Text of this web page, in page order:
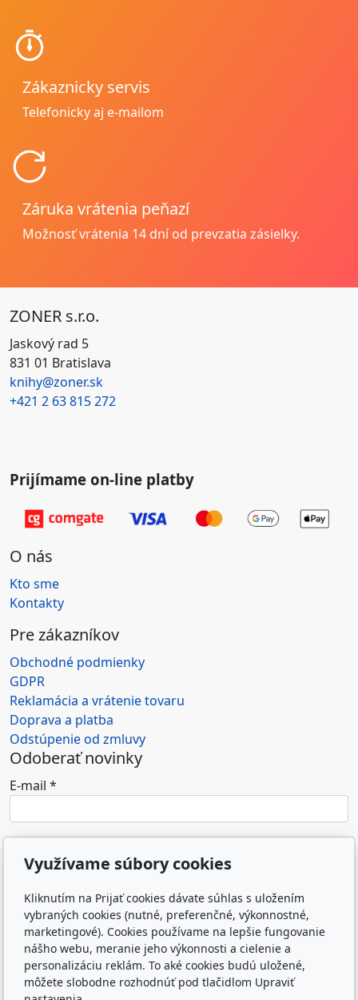
Zákaznicky servis
Telefonicky aj e-mailom
Záruka vrátenia peňazí
Možnosť vrátenia 14 dní od prevzatia zásielky.
ZONER s.r.o.
Jaskový rad 5
831 01 Bratislava
knihy@zoner.sk
+421 2 63 815 272
Prijímame on-line platby
O nás
Kto sme
Kontakty
Pre zákazníkov
Obchodné podmienky
GDPR
Reklamácia a vrátenie tovaru
Doprava a platba
Odstúpenie od zmluvy
Odoberať novinky
E-mail *
mailovej adresy) na marketingové účely
Odoslaním formulára súhlasím so spracovaním
osobných údajov zadaných do formulára na účely
reakcie prevádzkovateľa webu na odoslanú správu.
Zásady spracovania osobných údajov
Využívame súbory cookies
Kliknutím na Prijať cookies dávate súhlas s uložením
vybraných cookies (nutné, preferenčné, výkonnostné,
marketingové). Cookies používame na lepšie fungovanie
nášho webu, meranie jeho výkonnosti a cielenie a
personalizáciu reklám. To aké cookies budú uložené,
môžete slobodne rozhodnúť pod tlačidlom Upraviť